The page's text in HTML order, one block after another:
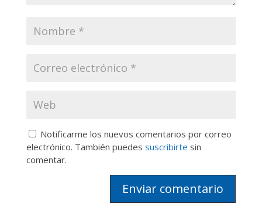
Notificarme los nuevos comentarios por correo
electrónico. También puedes suscribirte sin
comentar.